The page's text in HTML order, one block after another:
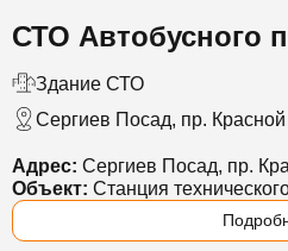
СТО Автобусного
Здание СТО
Сергиев Посад, пр.
Адрес: Сергиев Посад, пр.
Объект: Станция